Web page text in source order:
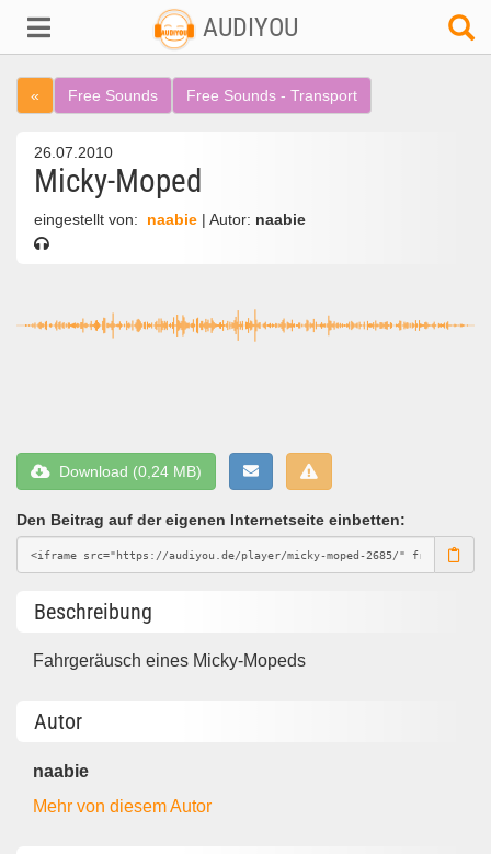
AUDIYOU
« Free Sounds Free Sounds - Transport
26.07.2010
Micky-Moped
eingestellt von: naabie | Autor: naabie
Download (0,24 MB)
Den Beitrag auf der eigenen Internetseite einbetten:
Beschreibung
Fahrgeräusch eines Micky-Mopeds
Autor
naabie
Mehr von diesem Autor